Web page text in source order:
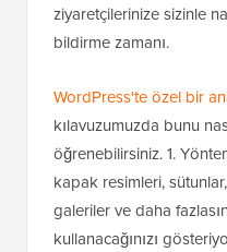
ziyaretçilerinize sizinle
bildirme zamanı.
WordPress'te özel bir
kılavuzumuzda bunu
öğrenebilirsiniz. 1.
kapak resimleri,
galeriler ve daha
kullanacağınızı